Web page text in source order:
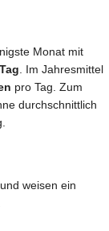
Monat mit
. Im Jahresmittel
pro Tag. Zum
durchschnittlich
weisen ein